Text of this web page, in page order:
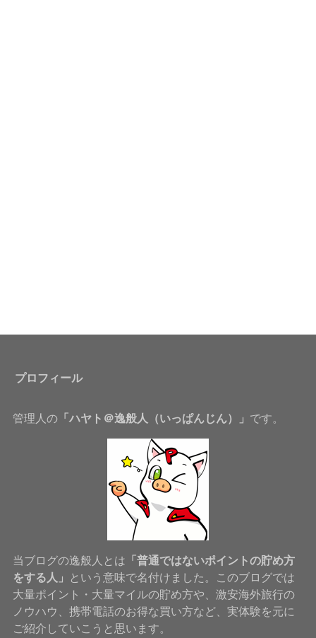
プロフィール
管理人の「ハヤト＠逸般人（いっぱんじん）」 です。
当ブログの逸般人とは 「普通ではないポイントの貯め方
をする人」
という意味で名付けました。このブログでは
大量ポイント・大量マイルの貯め方や、激安海外旅行の
ノウハウ、携帯電話のお得な買い方など、実体験を元に
ご紹介していこうと思います。